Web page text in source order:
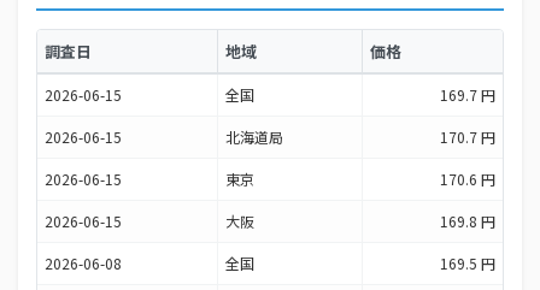
調査日 地域 価格
2026-06-15 全国 169.7 円
2026-06-15 北海道局 170.7 円
2026-06-15 東京 170.6 円
2026-06-15 大阪 169.8 円
2026-06-08 全国 169.5 円